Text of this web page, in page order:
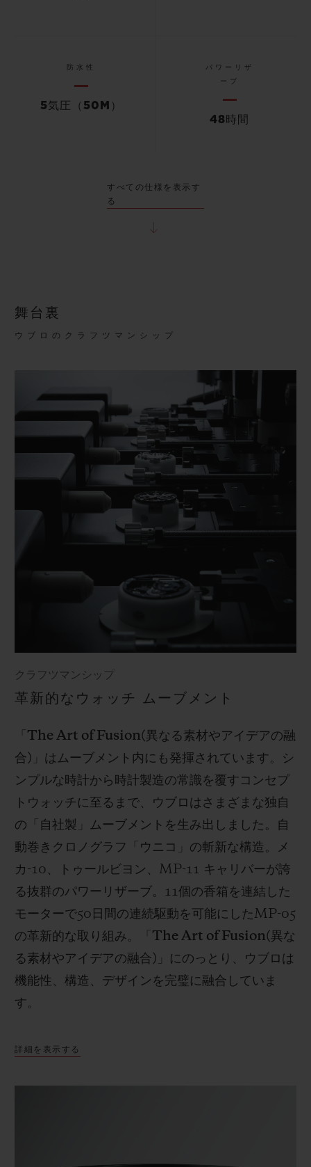
防水性
5気圧（50M）
パワーリザ
ーブ
48時間
すべての仕様を表示す
る
舞台裏
ウブロのクラフツマンシップ
クラフツマンシップ
革新的なウォッチ ムーブメント
The Art of Fusion(異なる素材やアイデアの融
合) 」はムーブメント内にも発揮されています。シ
ンプルな時計から時計製造の常識を覆すコンセプ
トウォッチに至るまで、ウブロはさまざまな独自
の「自社製」ムーブメントを生み出しました。自
動巻きクロノグラフ「ウニコ」の斬新な構造。メ
カ -10 、トゥールビヨン、 MP-11 キャリバーが誇
る抜群のパワーリザーブ。 11個の香箱を連結した
モーターで50 日間の連続駆動を可能にしたMP-05
の革新的な取り組み。「 The Art of Fusion(異な
る素材やアイデアの融合) 」にのっとり、ウブロは
機能性、構造、デザインを完璧に融合していま
す。
詳細を表示する